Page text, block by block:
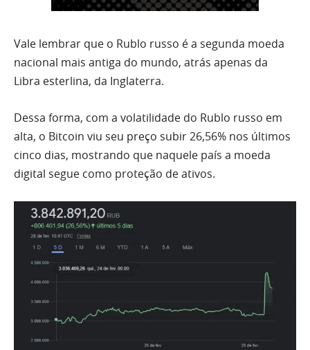
Vale lembrar que o Rublo russo é a segunda moeda
nacional mais antiga do mundo, atrás apenas da
Libra esterlina, da Inglaterra.
Dessa forma, com a volatilidade do Rublo russo em
alta, o Bitcoin viu seu preço subir 26,56% nos últimos
cinco dias, mostrando que naquele país a moeda
digital segue como proteção de ativos.